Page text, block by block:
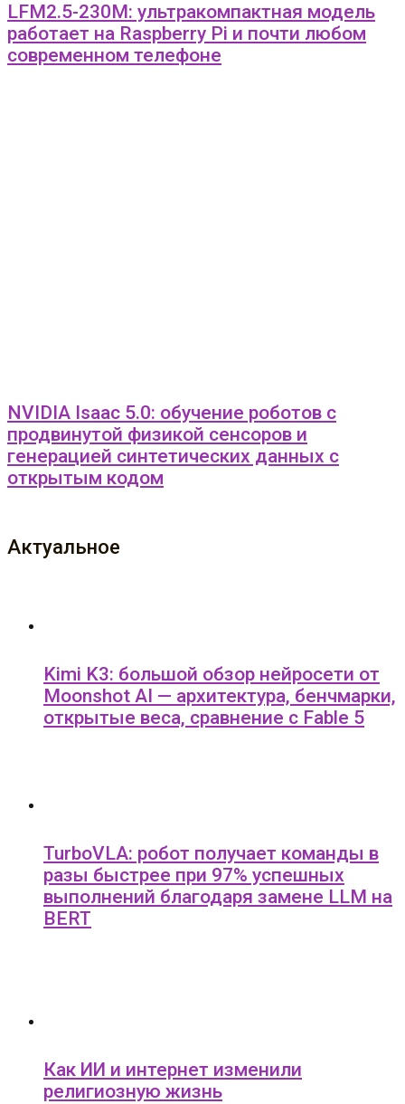
LFM2.5-230M: ультракомпактная модель
работает на Raspberry Pi и почти любом
современном телефоне
NVIDIA Isaac 5.0: обучение роботов с
продвинутой физикой сенсоров и
генерацией синтетических данных с
открытым кодом
Актуальное
Kimi K3: большой обзор нейросети от
Moonshot AI — архитектура, бенчмарки,
открытые веса, сравнение с Fable 5
TurboVLA: робот получает команды в
разы быстрее при 97% успешных
выполнений благодаря замене LLM на
BERT
Как ИИ и интернет изменили
религиозную жизнь